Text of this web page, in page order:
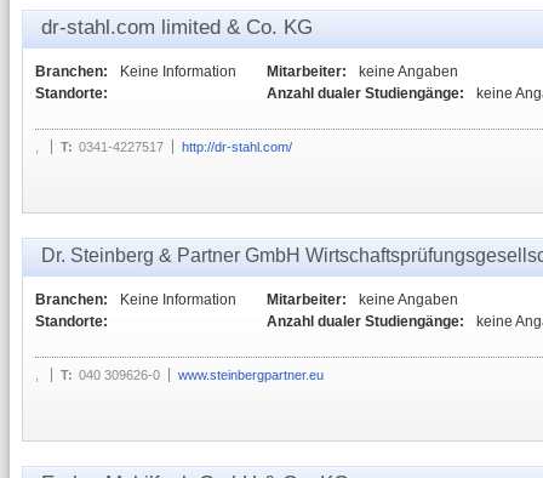
dr-stahl.com limited & Co. KG
Branchen:
Keine Information
Standorte:
Mitarbeiter:
keine Angaben
Anzahl dualer Studiengänge:
keine
T: 0341-4227517 http://dr-stahl.com/
Dr. Steinberg & Partner GmbH
Branchen:
Keine Information
Standorte:
Mitarbeiter:
keine Angaben
Anzahl dualer Studiengänge:
keine
T: 040 309626-0 www.steinbergpartner.eu